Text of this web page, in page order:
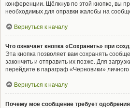
конференции. Щёлкнув по этой кнопке, вы
необходимых для оправки жалобы на
Вернуться к началу
Что означает кнопка «Сохранить» при
Эта кнопка позволяет вам сохранять
закончить и отправить их позже. Для
перейдите в параграф «Черновики»
Вернуться к началу
Почему моё сообщение требует